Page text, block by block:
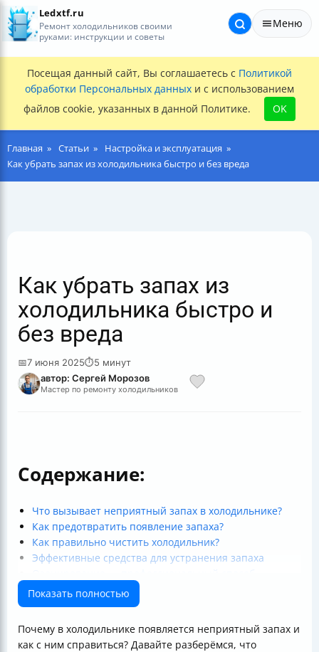
Ledxtf.ru
Ремонт холодильников своими
руками: инструкции и советы
Меню
Посещая данный сайт, Вы соглашаетесь с Политикой
обработки Персональных данных и с использованием
файлов cookie, указанных в данной Политике.
OK
Главная Статьи
Настройка и эксплуатация
Как убрать запах из холодильника быстро и без вреда
Как убрать запах из
холодильника быстро и
без вреда
📅7 июня 2025⏱5 минут
автор: Сергей Морозов
Мастер по ремонту холодильников
Содержание:
Что вызывает неприятный запах в холодильнике?
Как предотвратить появление запаха?
Как правильно чистить холодильник?
Эффективные средства для устранения запаха
Сравнение методов устранения запаха
Советы для поддержания свежести холодильника
Показать полностью
Почему в холодильнике появляется неприятный запах и
как с ним справиться? Давайте разберёмся, что